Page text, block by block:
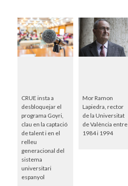
CRUE insta a
desbloquejar el
programa Goyri,
clau en la captació
de talent i en el
relleu
generacional del
sistema
universitari
espanyol
Mor Ramon
Lapiedra, rector
de la Universitat
de València entre
1984 i 1994